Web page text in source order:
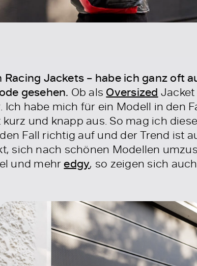
Jackets – habe ich ganz oft
gesehen. Ob als Oversized
habe mich für ein Modell in den
und knapp aus. So mag ich
Fall richtig auf und der Trend ist
sich nach schönen Modellen
und mehredgy, so zeigen sich